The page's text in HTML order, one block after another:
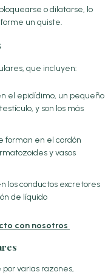
o dilatarse, lo
un quiste.
que incluyen:
el epidídimo, un pequeño
y son los más
forman en el cordón
y vasos
los conductos excretores
de líquido
con nosotros
varias razones,